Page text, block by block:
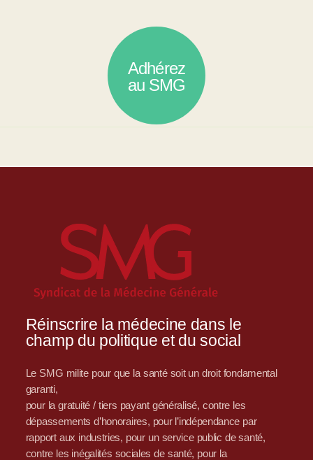
Adhérez
au SMG
Réinscrire la médecine dans le
champ du politique et du social
Le SMG milite pour que la santé soit un droit fondamental
garanti,
pour la gratuité / tiers payant généralisé, contre les
dépassements d’honoraires, pour l’indépendance par
rapport aux industries, pour un service public de santé,
contre les inégalités sociales de santé, pour la